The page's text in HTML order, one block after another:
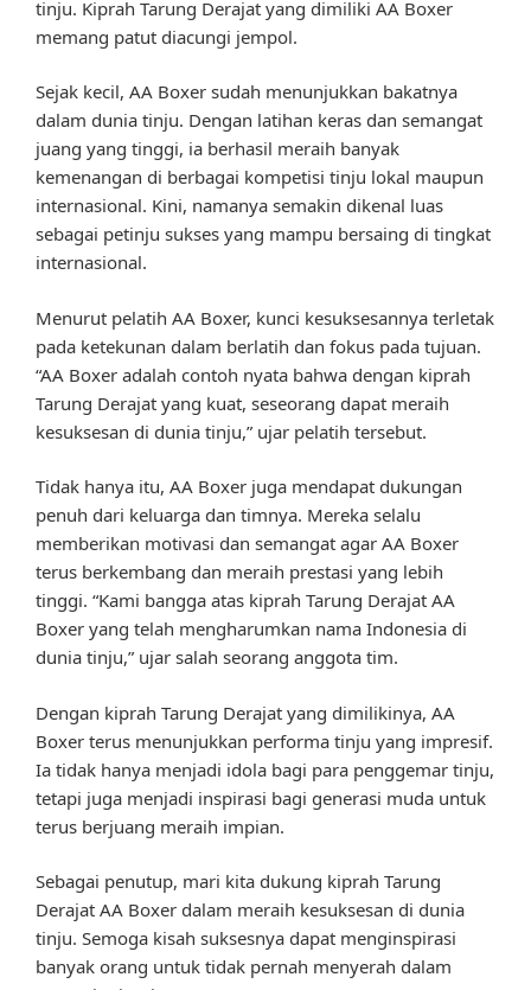
tinju. Kiprah Tarung Derajat yang dimiliki AA Boxer
memang patut diacungi jempol.
Sejak kecil, AA Boxer sudah menunjukkan bakatnya
dalam dunia tinju. Dengan latihan keras dan semangat
juang yang tinggi, ia berhasil meraih banyak
kemenangan di berbagai kompetisi tinju lokal maupun
internasional. Kini, namanya semakin dikenal luas
sebagai petinju sukses yang mampu bersaing di tingkat
internasional.
Menurut pelatih AA Boxer, kunci kesuksesannya terletak
pada ketekunan dalam berlatih dan fokus pada tujuan.
“AA Boxer adalah contoh nyata bahwa dengan kiprah
Tarung Derajat yang kuat, seseorang dapat meraih
kesuksesan di dunia tinju,” ujar pelatih tersebut.
Tidak hanya itu, AA Boxer juga mendapat dukungan
penuh dari keluarga dan timnya. Mereka selalu
memberikan motivasi dan semangat agar AA Boxer
terus berkembang dan meraih prestasi yang lebih
tinggi. “Kami bangga atas kiprah Tarung Derajat AA
Boxer yang telah mengharumkan nama Indonesia di
dunia tinju,” ujar salah seorang anggota tim.
Dengan kiprah Tarung Derajat yang dimilikinya, AA
Boxer terus menunjukkan performa tinju yang impresif.
Ia tidak hanya menjadi idola bagi para penggemar tinju,
tetapi juga menjadi inspirasi bagi generasi muda untuk
terus berjuang meraih impian.
Sebagai penutup, mari kita dukung kiprah Tarung
Derajat AA Boxer dalam meraih kesuksesan di dunia
tinju. Semoga kisah suksesnya dapat menginspirasi
banyak orang untuk tidak pernah menyerah dalam